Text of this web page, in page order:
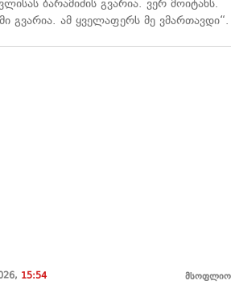
ბარამიძის გვარია. ვერ მოიტანს.
გვარია. ამ ყველაფერს მე ვმართავდი“.
15:54 მსოფლიო